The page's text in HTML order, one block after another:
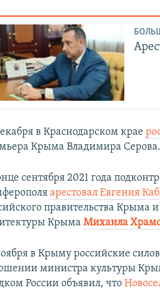
в Краснодарском крае
Крыма Владимира Серова.
сентября 2021 года
арестовал Евгения
правительства Крыма
Крыма​Михаила
в Крыму российские
министра культуры
России объявил, что